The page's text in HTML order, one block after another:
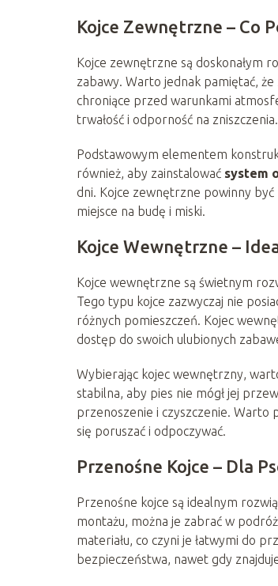
Kojce Zewnętrzne – Co
Kojce zewnętrzne są doskonałym
zabawy. Warto jednak pamiętać,
chroniące przed warunkami
trwałość i odporność na zniszczenia.
Podstawowym elementem
również, aby zainstalować system
dni. Kojce zewnętrzne powinny
miejsce na budę i miski.
Kojce Wewnętrzne –
Kojce wewnętrzne są świetnym
Tego typu kojce zazwyczaj nie
różnych pomieszczeń. Kojec
dostęp do swoich ulubionych
Wybierając kojec wewnętrzny,
stabilna, aby pies nie mógł jej
przenoszenie i czyszczenie. Warto
się poruszać i odpoczywać.
Przenośne Kojce – Dla
Przenośne kojce są idealnym
montażu, można je zabrać w
materiału, co czyni je łatwymi do
bezpieczeństwa, nawet gdy